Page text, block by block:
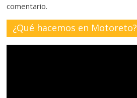
comentario.
¿Qué hacemos en Motoreto?